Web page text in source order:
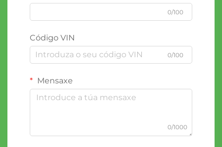
0/100
Código VIN
0/100
Mensaxe
0/1000